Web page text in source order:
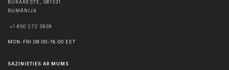
BUKARESTE , 061331
RUMĀNIJA
+1 650 272 3939
MON-FRI 09:00-18:00 EET
SAZINIETIES AR MUMS